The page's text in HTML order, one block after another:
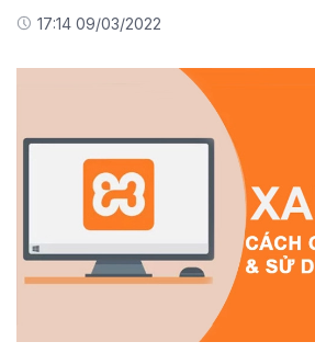
17:14 09/03/2022